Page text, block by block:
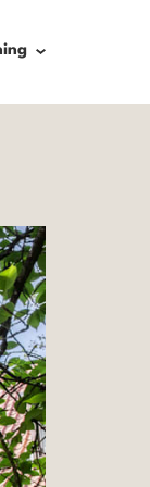
Sallings Fond